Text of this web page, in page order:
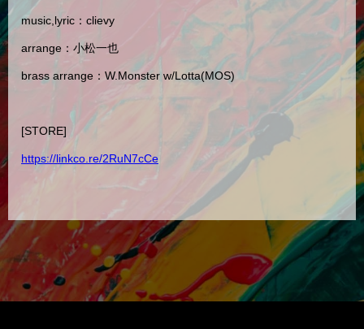
music,lyric：clievy
arrange：小松一也
brass arrange：W.Monster w/Lotta(MOS)
[STORE]
https://linkco.re/2RuN7cCe